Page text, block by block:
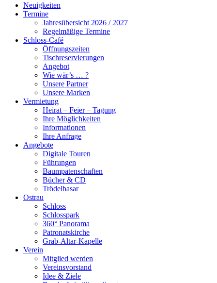
Neuigkeiten
Termine
Jahresübersicht 2026 / 2027
Regelmäßige Termine
Schloss-Café
Öffnungszeiten
Tischreservierungen
Angebot
Wie wär’s … ?
Unsere Partner
Unsere Marken
Vermietung
Heirat – Feier – Tagung
Ihre Möglichkeiten
Informationen
Ihre Anfrage
Angebote
Digitale Touren
Führungen
Baumpatenschaften
Bücher & CD
Trödelbasar
Ostrau
Schloss
Schlosspark
360° Panorama
Patronatskirche
Grab-Altar-Kapelle
Verein
Mitglied werden
Vereinsvorstand
Idee & Ziele